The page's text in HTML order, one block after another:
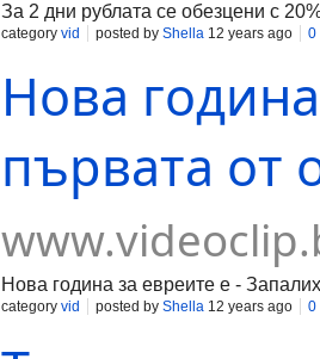
За 2 дни рублата се обезцени с
category vid posted by Shella 12 years ago 0
Нова
първата от
Нова година за евреите е -
category vid posted by Shella 12 years ago 0